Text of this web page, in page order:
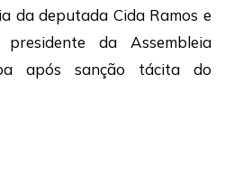
da deputada Cida Ramos e
da Assembleia
após sanção tácita do